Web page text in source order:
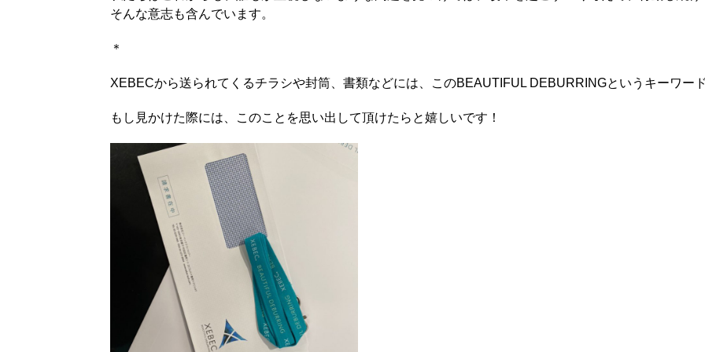
そんな意志も含んでいます。
＊
XEBECから送られてくるチラシや封筒、書類などには、このBEAUTIFUL DEBURRINGというキーワー
もし見かけた際には、このことを思い出して頂けたらと嬉しいです！